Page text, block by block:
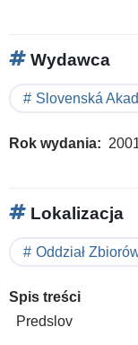
Wydawca
Slovenská
Rok wydania
Lokalizacja
Oddział
Spis treści
Predslov